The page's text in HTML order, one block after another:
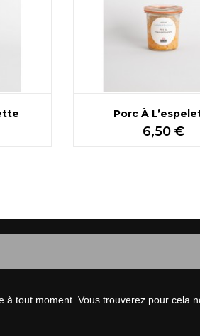
Porc À
Prix
6,50 €
à tout moment. Vous trouverez pour cela